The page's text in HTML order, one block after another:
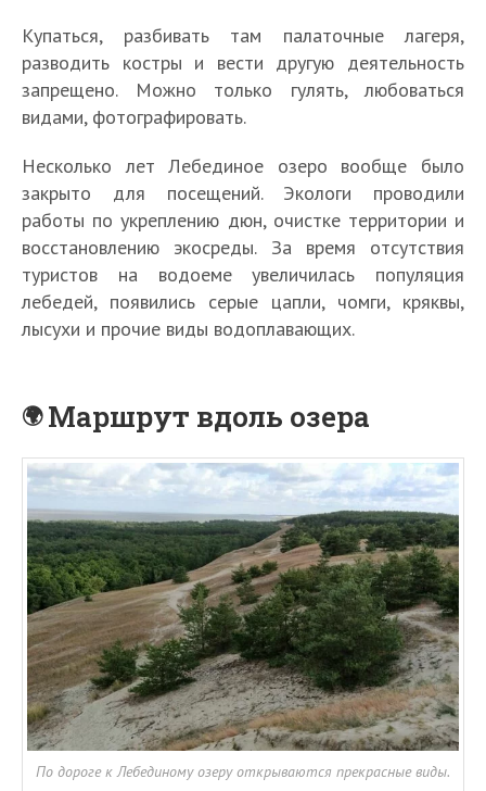
Купаться, разбивать там палаточные лагеря,
разводить костры и вести другую деятельность
запрещено. Можно только гулять, любоваться
видами, фотографировать.
Несколько лет Лебединое озеро вообще было
закрыто для посещений. Экологи проводили
работы по укреплению дюн, очистке территории и
восстановлению экосреды. За время отсутствия
туристов на водоеме увеличилась популяция
лебедей, появились серые цапли, чомги, кряквы,
лысухи и прочие виды водоплавающих.
Маршрут вдоль озера
По дороге к Лебединому озеру открываются прекрасные виды.